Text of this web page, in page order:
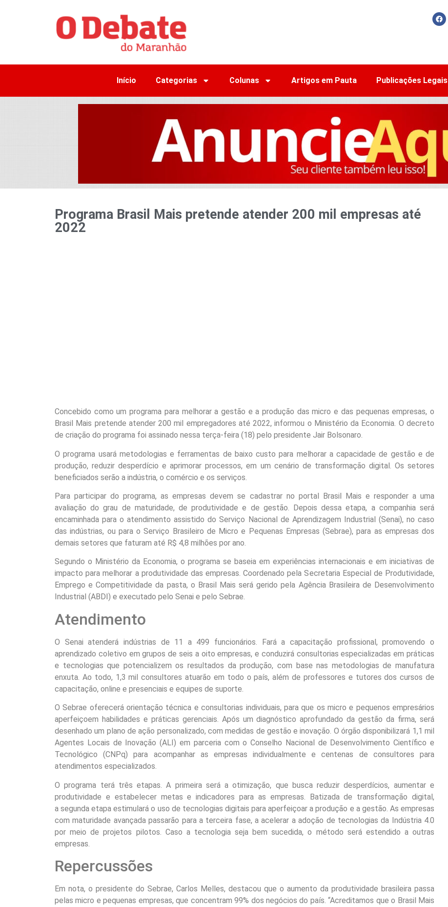
Início Categorias Colunas Artigos em Pauta Publicações Legais
Programa Brasil Mais pretende atender 200 mil empresas até
2022
Concebido como um programa para melhorar a gestão e a produção das micro e das pequenas empresas, o
Brasil Mais pretende atender 200 mil empregadores até 2022, informou o Ministério da Economia. O decreto
de criação do programa foi assinado nessa terça-feira (18) pelo presidente Jair Bolsonaro.
O programa usará metodologias e ferramentas de baixo custo para melhorar a capacidade de gestão e de
produção, reduzir desperdício e aprimorar processos, em um cenário de transformação digital. Os setores
beneficiados serão a indústria, o comércio e os serviços.
Para participar do programa, as empresas devem se cadastrar no portal Brasil Mais e responder a uma
avaliação do grau de maturidade, de produtividade e de gestão. Depois dessa etapa, a companhia será
encaminhada para o atendimento assistido do Serviço Nacional de Aprendizagem Industrial (Senai), no caso
das indústrias, ou para o Serviço Brasileiro de Micro e Pequenas Empresas (Sebrae), para as empresas dos
demais setores que faturam até R$ 4,8 milhões por ano.
Segundo o Ministério da Economia, o programa se baseia em experiências internacionais e em iniciativas de
impacto para melhorar a produtividade das empresas. Coordenado pela Secretaria Especial de Produtividade,
Emprego e Competitividade da pasta, o Brasil Mais será gerido pela Agência Brasileira de Desenvolvimento
Industrial (ABDI) e executado pelo Senai e pelo Sebrae.
Atendimento
O Senai atenderá indústrias de 11 a 499 funcionários. Fará a capacitação profissional, promovendo o
aprendizado coletivo em grupos de seis a oito empresas, e conduzirá consultorias especializadas em práticas
e tecnologias que potencializem os resultados da produção, com base nas metodologias de manufatura
enxuta. Ao todo, 1,3 mil consultores atuarão em todo o país, além de professores e tutores dos cursos de
capacitação, online e presenciais e equipes de suporte.
O Sebrae oferecerá orientação técnica e consultorias individuais, para que os micro e pequenos empresários
aperfeiçoem habilidades e práticas gerenciais. Após um diagnóstico aprofundado da gestão da firma, será
desenhado um plano de ação personalizado, com medidas de gestão e inovação. O órgão disponibilizará 1,1 mil
Agentes Locais de Inovação (ALI) em parceria com o Conselho Nacional de Desenvolvimento Científico e
Tecnológico (CNPq) para acompanhar as empresas individualmente e centenas de consultores para
atendimentos especializados.
O programa terá três etapas. A primeira será a otimização, que busca reduzir desperdícios, aumentar e
produtividade e estabelecer metas e indicadores para as empresas. Batizada de transformação digital,
asegunda etapa estimulará o uso de tecnologias digitais para aperfeiçoar a produção e a gestão. As empresas
com maturidade avançada passarão para a terceira fase, a acelerar a adoção de tecnologias da Indústria 4.0
por meio de projetos pilotos. Caso a tecnologia seja bem sucedida, o método será estendido a outras
empresas.
Repercussões
Em nota, o presidente do Sebrae, Carlos Melles, destacou que o aumento da produtividade brasileira passa
pelas micro e pequenas empresas, que concentram 99% dos negócios do país. “Acreditamos que o Brasil Mais